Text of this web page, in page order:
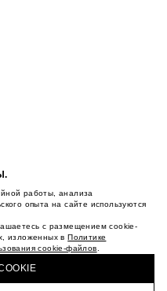
работы, анализа
опыта на сайте используются
с размещением cookie-
изложенных вПолитике
cookie-файлов
МАГАЗИНЕ MAAG